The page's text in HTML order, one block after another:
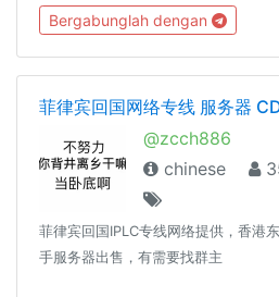
channel link @TAGTEAMHELP02.
@TheSwordofGOD
Bergabunglah dengan
菲律宾回国网络专线 服务器
@zcch886
chinese
菲律宾回国IPLC专线网络提供，香港
手服务器出售，有需要找群主